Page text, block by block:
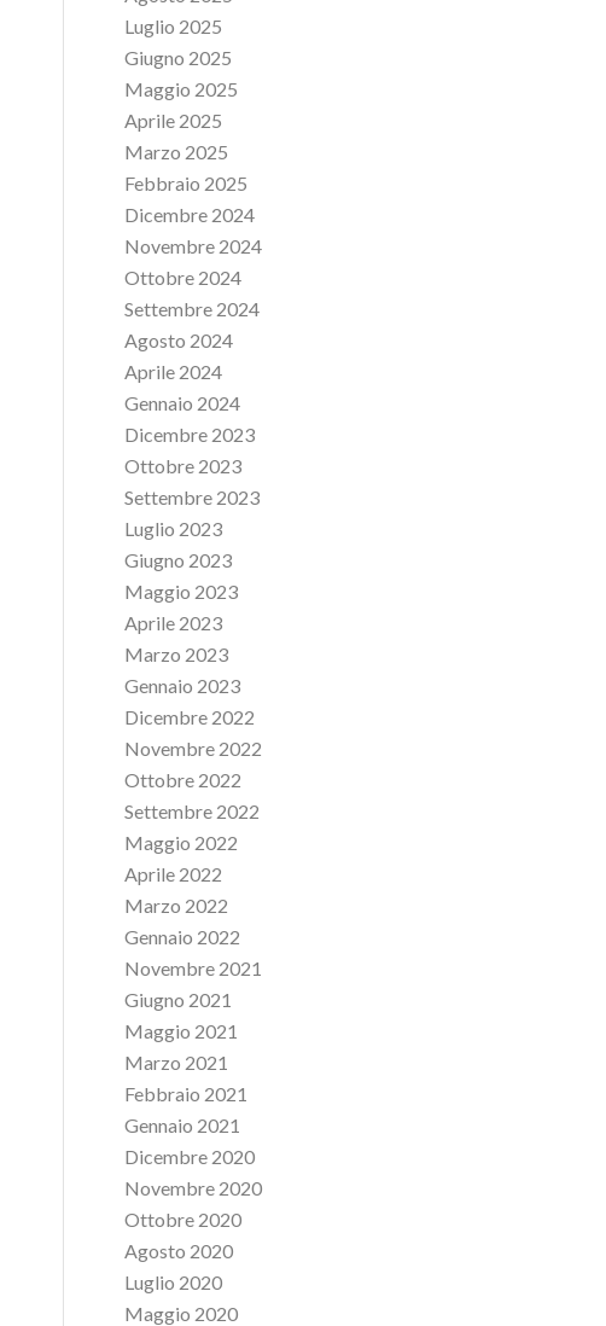
Luglio 2025
Giugno 2025
Maggio 2025
Aprile 2025
Marzo 2025
Febbraio 2025
Dicembre 2024
Novembre 2024
Ottobre 2024
Settembre 2024
Agosto 2024
Aprile 2024
Gennaio 2024
Dicembre 2023
Ottobre 2023
Settembre 2023
Luglio 2023
Giugno 2023
Maggio 2023
Aprile 2023
Marzo 2023
Gennaio 2023
Dicembre 2022
Novembre 2022
Ottobre 2022
Settembre 2022
Maggio 2022
Aprile 2022
Marzo 2022
Gennaio 2022
Novembre 2021
Giugno 2021
Maggio 2021
Marzo 2021
Febbraio 2021
Gennaio 2021
Dicembre 2020
Novembre 2020
Ottobre 2020
Agosto 2020
Luglio 2020
Maggio 2020